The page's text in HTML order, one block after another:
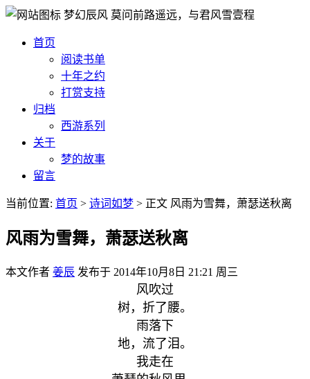
梦幻辰风 莫问前路遥远，与君风雪壹程
首页
阅读书单
十年之约
打赏支持
归档
西游系列
关于
梦的故事
留言
当前位置: 首页 > 诗词如梦 > 正文 风雨为雪舞，萧瑟送秋离
风雨为雪舞，萧瑟送秋离
本文作者 姜辰 发布于 2014年10月8日 21:21 周三
风吹过
树，折了腰。
雨落下
地，流了泪。
我走在